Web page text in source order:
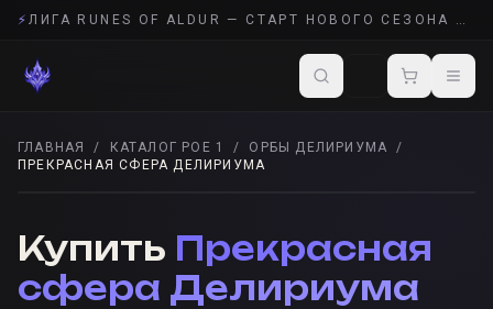
⚡ ЛИГА RUNES OF ALDUR — СТАРТ НОВОГО СЕЗОНА POE 2
ГЛАВНАЯ / КАТАЛОГ POE 1 / ОРБЫ ДЕЛИРИУМА
/
ПРЕКРАСНАЯ СФЕРА ДЕЛИРИУМА
Купить Прекрасная
сфера Делириума